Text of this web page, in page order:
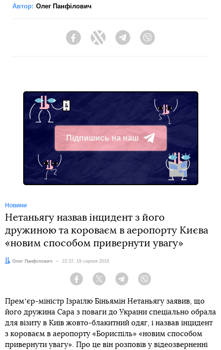
Автор: Олег Панфілович
FacebookTwitter Telegram
Підпишись на наш
Telegram
Новини
Нетаньягу назвав інцидент з його
дружиною та короваєм в аеропорту Києва
«новим способом привернути увагу»
Автор:
Олег Панфілович Дата:
22:37, 19 серпня 2019
Facebook Twitter Telegram
Премʼєр-міністр Ізраїлю Біньямін Нетаньягу заявив, що
його дружина Сара з поваги до України спеціально обрала
для візиту в Київ жовто-блакитний одяг, і назвав інцидент
з короваєм в аеропорту «Бориспіль» «новим способом
привернути увагу». Про це він розповів у відеозверненні